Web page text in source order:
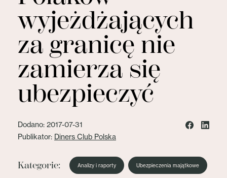
wyjeżdżających
za granicę nie
zamierza się
ubezpieczyć
Dodano: 2017-07-31
Publikator: Diners Club Polska
Kategorie: Analizy i raporty Ubezpieczenia majątkowe